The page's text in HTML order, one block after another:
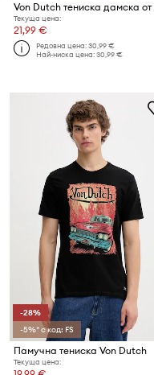
Текуща цена:
21,99 €
Редовна цена:30,99 €
Най-ниска цена:30,99 €
-28%
-5%* с код: FS
Памучна тениска Von Dutch
Текуща цена: